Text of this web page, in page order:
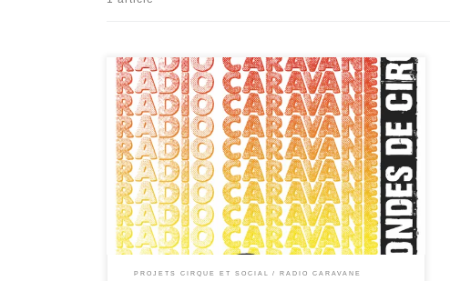
Radio Caravane, 9e édition du nom, est terminée… Vive Radio
Caravane! Quelques chiffres et une liste à la Prévert pour
conclure ces 3 semaines de formation, de découverte des
outils radio, des webmédias et du monde du cirque… Radio
Caravane 2019, c’était: 14 personnes ultra impliquées, 3
structures partenaires (Media […]
PROJETS CIRQUE ET SOCIAL RADIO CARAVANE